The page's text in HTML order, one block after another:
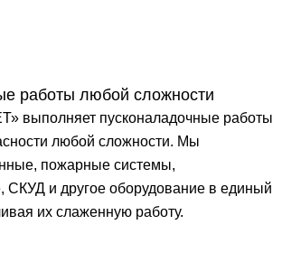
работы любой сложности
выполняет пусконаладочные работы
любой сложности. Мы
пожарные системы,
СКУД и другое оборудование в единый
их слаженную работу.